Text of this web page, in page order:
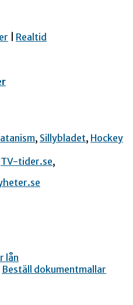
Realtid
, Sillybladet, Hockey
TV-tider.se,
lån
Beställ dokumentmallar